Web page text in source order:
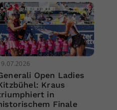
Open Ladies
Kraus
in
Finale